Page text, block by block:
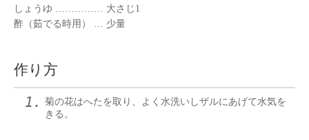
しょうゆ …………… 大さじ1
酢（茹でる時用） … 少量
作り方
菊の花はへたを取り、よく水洗いしザルにあげて水気を
きる。